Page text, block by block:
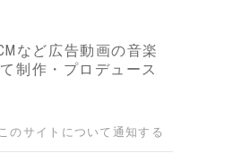
など広告動画の音楽
制作・プロデュース
このサイトについて通知する